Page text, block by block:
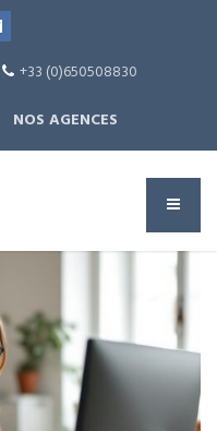
+33 (0)650508830
NOS AGENCES